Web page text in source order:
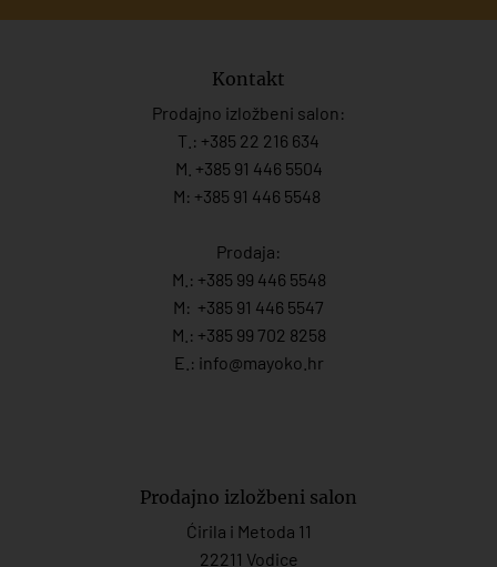
Kontakt
Prodajno izložbeni salon:
T.: +385 22 216 634
M. +385 91 446 5504
M: +385 91 446 5548
Prodaja:
M.: +385 99 446 5548
M: +385 91 446 5547
M.: +385 99 702 8258
E.: info@mayoko. hr
Prodajno izložbeni salon
Ćirila i Metoda 11
22211 Vodice